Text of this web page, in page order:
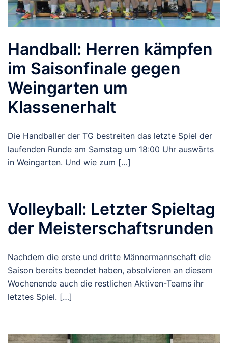
Handball: Herren kämpfen
im Saisonfinale gegen
Weingarten um
Klassenerhalt
Die Handballer der TG bestreiten das letzte Spiel der
laufenden Runde am Samstag um 18:00 Uhr auswärts
in Weingarten. Und wie zum […]
Volleyball: Letzter Spieltag
der Meisterschaftsrunden
Nachdem die erste und dritte Männermannschaft die
Saison bereits beendet haben, absolvieren an diesem
Wochenende auch die restlichen Aktiven-Teams ihr
letztes Spiel. […]